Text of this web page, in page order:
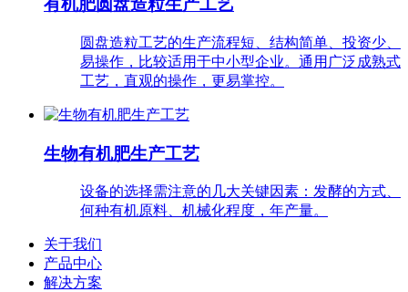
有机肥圆盘造粒生产工艺
圆盘造粒工艺的生产流程短、结构简单、投资少、
易操作，比较适用于中小型企业。通用广泛成熟式
工艺，直观的操作，更易掌控。
生物有机肥生产工艺
设备的选择需注意的几大关键因素：发酵的方式、
何种有机原料、机械化程度，年产量。
关于我们
产品中心
解决方案